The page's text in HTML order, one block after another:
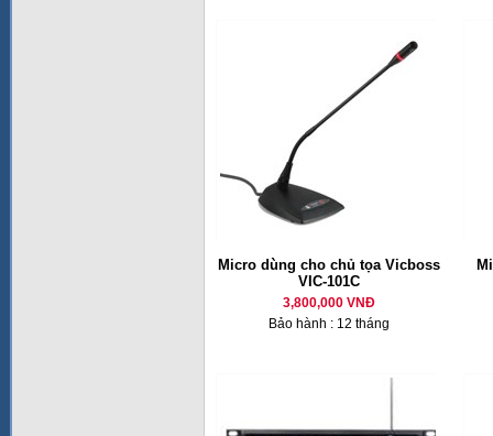
Micro dùng cho chủ tọa Vicboss
VIC-101C
3,800,000 VNĐ
Bảo hành : 12 tháng